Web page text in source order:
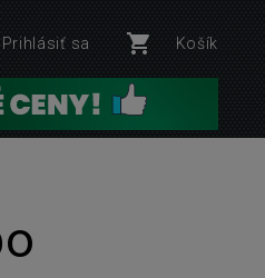
Prihlásiť sa Košík